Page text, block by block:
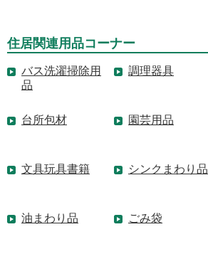
住居関連用品コーナー
バス洗濯掃除用
品
調理器具
台所包材 園芸用品
文具玩具書籍 シンクまわり品
油まわり品 ごみ袋